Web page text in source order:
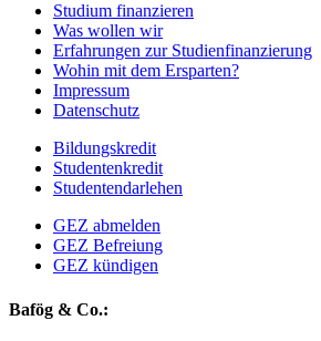
Studium finanzieren
Was wollen wir
Erfahrungen zur Studienfinanzierung
Wohin mit dem Ersparten?
Impressum
Datenschutz
Bildungskredit
Studentenkredit
Studentendarlehen
GEZ abmelden
GEZ Befreiung
GEZ kündigen
Bafög & Co.: